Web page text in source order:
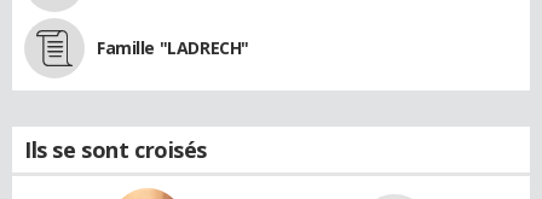
Famille "LADRECH"
Ils se sont croisés